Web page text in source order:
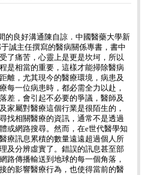
的良好溝通陳自諒．中國醫藥大學新
誠主任撰寫的醫病關係專書，書中
了痛苦，心靈上是更是坎坷，所以
是相當的重要，這樣才能掃除醫病
離，尤其現今的醫療環境，病患及
每一位病患時，都必需全力以赴，
差，會引起不必要的爭議，醫師及
家屬對醫療這個行業是很陌生的，
找相關醫療的資訊，通常不是透過
或網路搜尋。然而，在e世代醫學知
療訊息累積的數量遠遠超過個人所
及分辨虛實了。錯誤的訊息甚至部
路傳播輸送到地球的每一個角落，
的影響醫療行為，也使得當前的醫